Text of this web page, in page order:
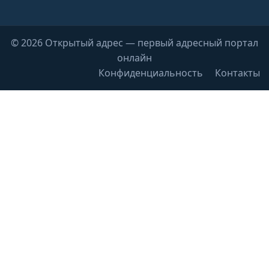
© 2026 Открытый адрес — первый адресный портал
онлайн
Конфиденциальность
Контакты